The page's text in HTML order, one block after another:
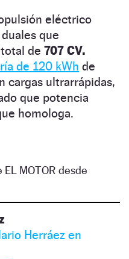
eléctrico
que
de 707 CV.
de 120 kWh de
cargas ultrarrápidas,
que potencia
homologa.
MOTOR desde
Herráez en